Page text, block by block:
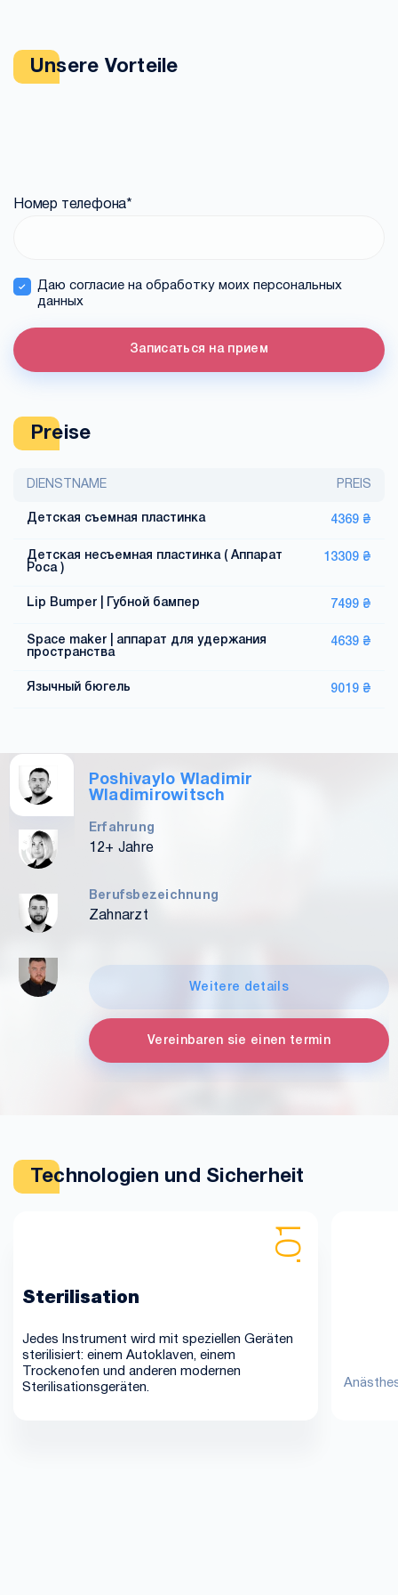
Unsere Vorteile
Номер телефона*
Даю согласие на обработку моих персональных
данных
Записаться на прием
Preise
DIENSTNAME PREIS
Детская съемная пластинка 4369 ₴
Детская несъемная пластинка ( Аппарат
Роса )
13309 ₴
Lip Bumper | Губной бампер 7499 ₴
Space maker | аппарат для удержания
пространства
4639 ₴
Язычный бюгель 9019 ₴
Poshivaylo Wladimir
Wladimirowitsch
Erfahrung
12+ Jahre
Berufsbezeichnung
Zahnarzt
Weitere details
Vereinbaren sie einen termin
Technologien und Sicherheit
Sterilisation
Jedes Instrument wird mit speziellen Geräten
sterilisiert: einem Autoklaven, einem
Trockenofen und anderen modernen
Sterilisationsgeräten.